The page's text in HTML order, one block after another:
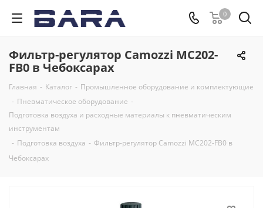
0
Фильтр-регулятор Camozzi MC202-
FB0 в Чебоксарах
Главная - Каталог - Промышленное оборудование и комплектующие
- Пневматическое оборудование -
Подготовка воздуха и расходные материалы к пневматическим
инструментам
- Подготовка воздуха - Фильтр-регулятор Camozzi MC202-FB0 в
Чебоксарах